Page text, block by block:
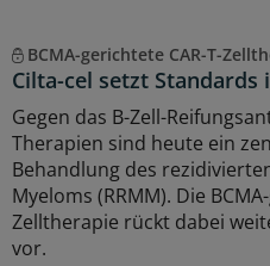
BCMA-gerichtete CAR-T-
Cilta-cel setzt Standards
Gegen das B-Zell-
Therapien sind heute ein
Behandlung des
Myeloms (RRMM). Die
Zelltherapie rückt dabei
vor.